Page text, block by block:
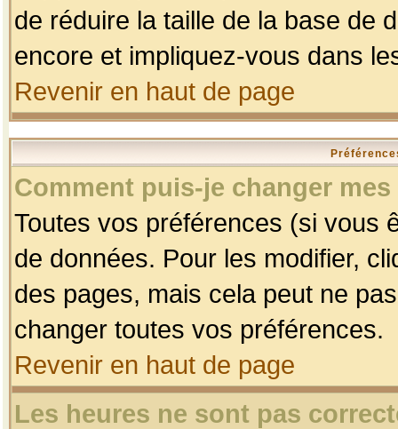
de réduire la taille de la base de
encore et impliquez-vous dans
Revenir en haut de page
Comment puis-je changer
Toutes vos préférences (si vous
de données. Pour les modifier,
des pages, mais cela peut ne
changer toutes vos préférences.
Revenir en haut de page
Les heures ne sont pas